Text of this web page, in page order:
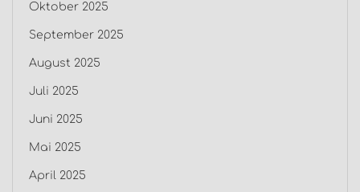
Oktober 2025
September 2025
August 2025
Juli 2025
Juni 2025
Mai 2025
April 2025